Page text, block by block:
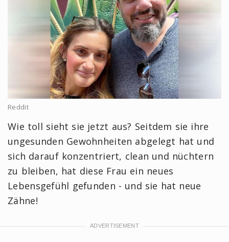
Reddit
Wie toll sieht sie jetzt aus? Seitdem sie ihre
ungesunden Gewohnheiten abgelegt hat und
sich darauf konzentriert, clean und nüchtern
zu bleiben, hat diese Frau ein neues
Lebensgefühl gefunden - und sie hat neue
Zähne!